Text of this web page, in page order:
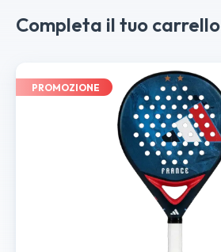
Completa il tuo carrello
PROMOZIONE